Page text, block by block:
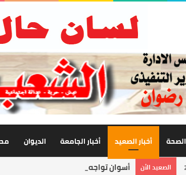
الصحة أخبار الصعيد أخبار الجامعة الديوان
الصعيد الأن أسوان تواجه العاصفة.. رفع الجاهزية